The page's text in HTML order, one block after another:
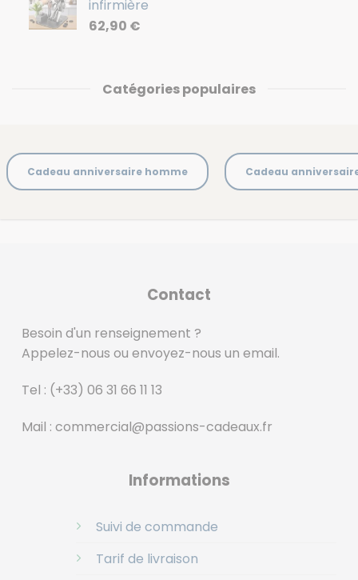
infirmière
62,90 €
Catégories populaires
Cadeau anniversaire homme Cadeau
Contact
Besoin d'un renseignement ?
Appelez-nous ou envoyez-nous un email.
Tel : (+33) 06 31 66 11 13
Mail : commercial@passions-cadeaux.fr
Informations
Suivi de commande
Tarif de livraison